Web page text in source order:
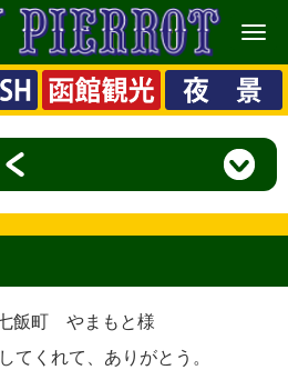
メ
ニ
ュ
ー
飯町 やまもと様
てくれて、ありがとう。